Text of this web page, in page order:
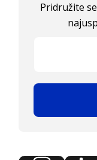
Pridružite